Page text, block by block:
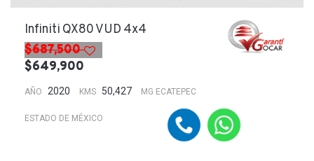
Infiniti QX80 VUD 4x4
$687,500
$649,900
AÑO 2020 KMS 50,427 MG ECATEPEC
ESTADO DE MÉXICO